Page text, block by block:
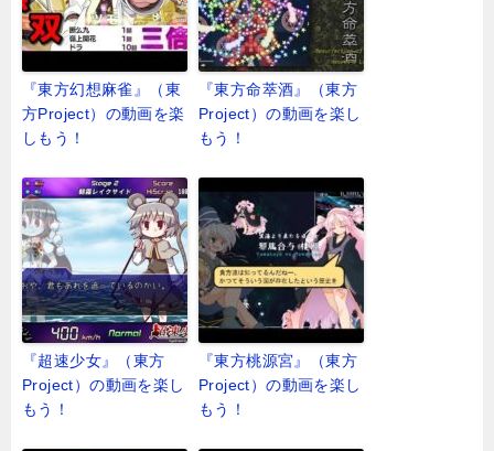
『東方幻想麻雀』（東
方Project）の動画を楽
しもう！
『東方命萃酒』（東方
Project）の動画を楽し
もう！
『超速少女』（東方
Project）の動画を楽し
もう！
『東方桃源宮』（東方
Project）の動画を楽し
もう！